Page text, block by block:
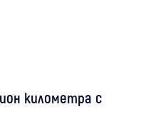
километра с